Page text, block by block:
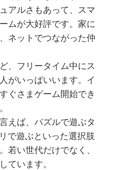
アルさもあって、スマ
ムが大好評です。家に
ネットでつながった仲
、フリータイム中にス
がいっぱいいます。イ
ぐさまゲーム開始でき
えば、パズルで遊ぶタ
で遊ぶといった選択肢
若い世代だけでなく、
ています。